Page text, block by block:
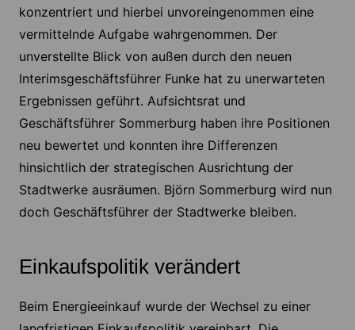
konzentriert und hierbei unvoreingenommen eine
vermittelnde Aufgabe wahrgenommen. Der
unverstellte Blick von außen durch den neuen
Interimsgeschäftsführer Funke hat zu unerwarteten
Ergebnissen geführt. Aufsichtsrat und
Geschäftsführer Sommerburg haben ihre Positionen
neu bewertet und konnten ihre Differenzen
hinsichtlich der strategischen Ausrichtung der
Stadtwerke ausräumen. Björn Sommerburg wird nun
doch Geschäftsführer der Stadtwerke bleiben.
Einkaufspolitik verändert
Beim Energieeinkauf wurde der Wechsel zu einer